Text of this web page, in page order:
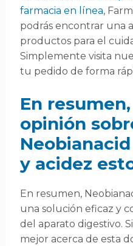
farmacia en línea,
podrás encontrar una
productos para el
Simplemente visita
tu pedido de forma
En
opinión
y acidez
En resumen,
una solución eficaz y
del aparato digestivo.
mejor acerca de esta